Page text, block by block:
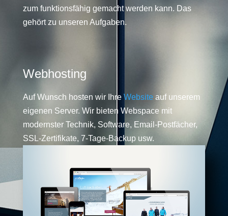
zum funktionsfähig gemacht werden kann. Das
gehört zu unseren Aufgaben.
Webhosting
Auf Wunsch hosten wir Ihre Website auf unserem
eigenen Server. Wir bieten Webspace mit
modernster Technik, Software, Email-Postfächer,
SSL-Zertifikate, 7-Tage-Backup usw.